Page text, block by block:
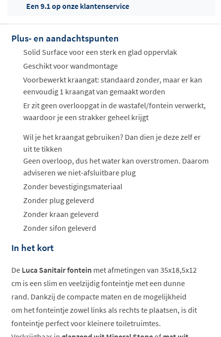
Offertes
ophalen...
Een 9.1 op onze klantenservice
Plus- en aandachtspunten
Solid Surface voor een sterk en glad oppervlak
Geschikt voor wandmontage
Voorbewerkt kraangat: standaard zonder, maar er kan
eenvoudig 1 kraangat van gemaakt worden
Er zit geen overloopgat in de wastafel/fontein verwerkt,
waardoor je een strakker geheel krijgt
Wil je het kraangat gebruiken? Dan dien je deze zelf er
uit te tikken
Geen overloop, dus het water kan overstromen. Daarom
adviseren we niet-afsluitbare plug
Zonder bevestigingsmateriaal
Zonder plug geleverd
Zonder kraan geleverd
Zonder sifon geleverd
In het kort
De Luca Sanitair fontein met afmetingen van 35x18,5x12
cm is een slim en veelzijdig fonteintje met een dunne
rand. Dankzij de compacte maten en de mogelijkheid
om het fonteintje zowel links als rechts te plaatsen, is dit
fonteintje perfect voor kleinere toiletruimtes.